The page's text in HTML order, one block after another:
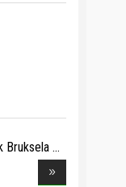
Bruksela